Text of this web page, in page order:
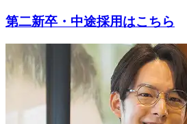
第二新卒・中途採用はこちら